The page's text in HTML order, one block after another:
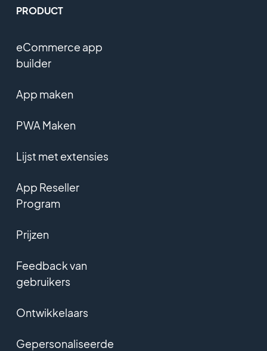
PRODUCT
eCommerce app
builder
App maken
PWA Maken
Lijst met extensies
App Reseller
Program
Prijzen
Feedback van
gebruikers
Ontwikkelaars
Gepersonaliseerde